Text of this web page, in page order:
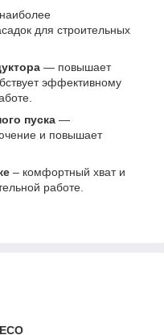
для строительных
— повышает
эффективному
пуска —
и повышает
– комфортный хват и
работе.